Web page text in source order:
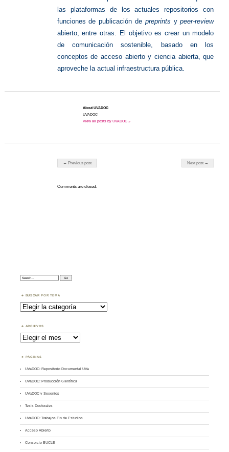
las plataformas de los actuales repositorios con
funciones de publicación de preprints ypeer-review
abierto, entre otras. El objetivo es crear un modelo
de comunicación sostenible, basado en los
conceptos de acceso abierto y ciencia abierta, que
aproveche la actual infraestructura pública.
About UVADOC
UVADOC
View all posts by UVADOC »
Post navigation
← Previous post Next post →
Comments are closed.
Search:
BUSCAR POR TEMA
Buscar
por
Tema
ARCHIVOS
Archivos
PÁGINAS
UVaDOC: Repositorio Documental UVa
UVaDOC: Producción Científica
UVaDOC y Sexenios
Tesis Doctorales
UVaDOC: Trabajos Fin de Estudios
Acceso Abierto
Consorcio BUCLE